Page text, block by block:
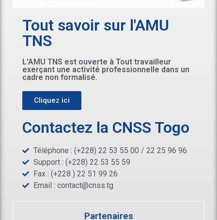
Tout savoir sur l'AMU
TNS
L'AMU TNS est ouverte à Tout travailleur
exerçant une activité professionnelle dans un
cadre non formalisé.
Cliquez ici
Contactez la CNSS Togo
Téléphone : (+228) 22 53 55 00 / 22 25 96 96
Support : (+228) 22 53 55 59
Fax : (+228 ) 22 51 99 26
Email : contact@cnss.tg
Partenaires